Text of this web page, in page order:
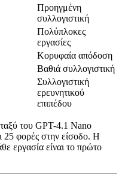
Προηγμένη
συλλογιστική
Πολύπλοκες
εργασίες
Κορυφαία απόδοση
Βαθιά συλλογιστική
Συλλογιστική
ερευνητικού
επιπέδου
του GPT-4.1 Nano
25 φορές στην είσοδο. Η
εργασία είναι το πρώτο